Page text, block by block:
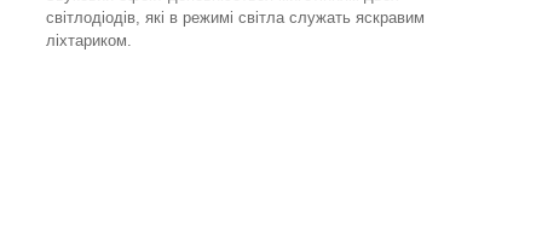
світлодіодів, які в режимі світла служать яскравим
ліхтариком.